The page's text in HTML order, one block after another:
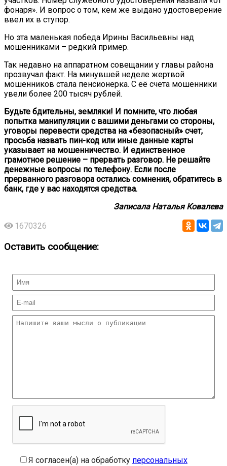
фонаря». И вопрос о том, кем же выдано удостоверение
ввел их в ступор.
Но эта маленькая победа Ирины Васильевны над
мошенниками – редкий пример.
Так недавно на аппаратном совещании у главы района
прозвучал факт. На минувшей неделе жертвой
мошенников стала пенсионерка. С её счета мошенники
увели более 200 тысяч рублей.
Будьте бдительны, земляки! И помните, что любая
попытка манипуляции с вашими деньгами со стороны,
уговоры перевести средства на «безопасный» счет,
просьба назвать пин-код или иные данные карты
указывает на мошенничество. И единственное
грамотное решение – прервать разговор. Не решайте
денежные вопросы по телефону. Если после
прерванного разговора остались сомнения, обратитесь в
банк, где у вас находятся средства.
Записала Наталья Ковалева
1670326
Оставить сообщение:
Я согласен(а) на обработку персональных